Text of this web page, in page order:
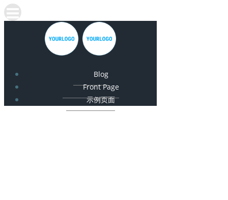
Blog
Front Page
示例页面